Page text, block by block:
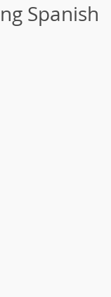
Spanish